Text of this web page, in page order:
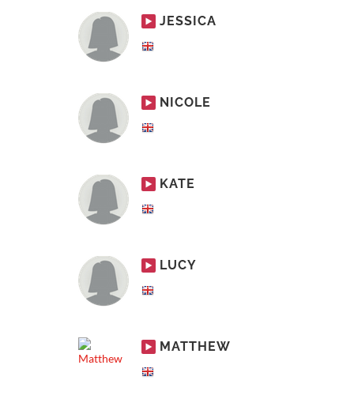
JESSICA
NICOLE
KATE
LUCY
MATTHEW